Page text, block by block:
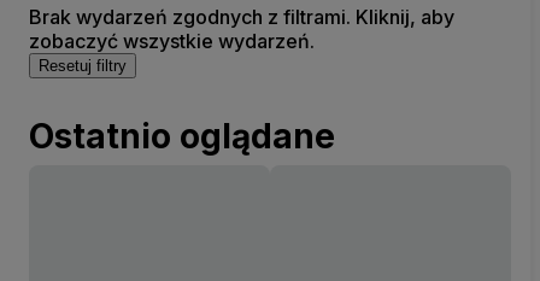
Brak wydarzeń zgodnych z filtrami. Kliknij, aby
zobaczyć wszystkie wydarzeń.
Resetuj filtry
Ostatnio oglądane